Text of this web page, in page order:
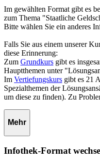
Im gewählten Format gibt es
zum Thema "Staatliche
Bitte wählen Sie ein anderes
Falls Sie aus einem unserer
diese Erinnerung:
Zum Grundkurs gibt es
Hauptthemen unter
Im Vertiefungskurs gibt es 21
Spezialthemen der
um diese zu finden). Zu
Mehr
Infothek-Format